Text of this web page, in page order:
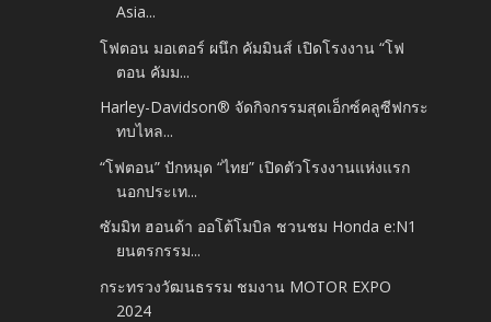
Asia...
โฟตอน มอเตอร์ ผนึก คัมมินส์ เปิดโรงงาน “โฟ
ตอน คัมม...
Harley-Davidson® จัดกิจกรรมสุดเอ็กซ์คลูซีฟกระ
ทบไหล...
“โฟตอน” ปักหมุด “ไทย” เปิดตัวโรงงานแห่งแรก
นอกประเท...
ซัมมิท ฮอนด้า ออโต้โมบิล ชวนชม Honda e:N1
ยนตรกรรม...
กระทรวงวัฒนธรรม ชมงาน MOTOR EXPO
2024